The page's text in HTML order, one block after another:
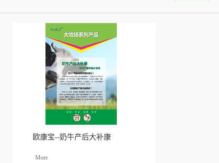
欧康宝--奶牛产后大补康